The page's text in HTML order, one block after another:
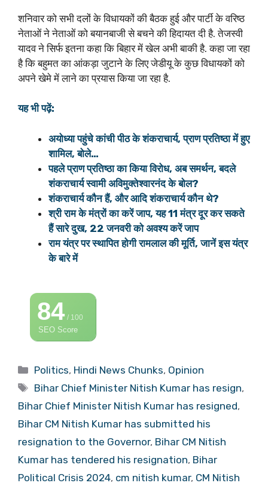
शनिवार को सभी दलों के विधायकों की बैठक हुई और पार्टी के वरिष्ठ
नेताओं ने नेताओं को बयानबाजी से बचने की हिदायत दी है. तेजस्वी
यादव ने सिर्फ इतना कहा कि बिहार में खेल अभी बाकी है. कहा जा रहा
है कि बहुमत का आंकड़ा जुटाने के लिए जेडीयू के कुछ विधायकों को
अपने खेमे में लाने का प्रयास किया जा रहा है.
यह भी पढ़ें:
अयोध्या पहुंचे कांची पीठ के शंकराचार्य, प्राण प्रतिष्ठा में हुए
शामिल, बोले…
पहले प्राण प्रतिष्ठा का किया विरोध, अब समर्थन, बदले
शंकराचार्य स्वामी अविमुक्तेश्वारनंद के बोल?
शंकराचार्य कौन हैं, और आदि शंकराचार्य कौन थे?
श्री राम के मंत्रों का करें जाप, यह 11 मंत्र दूर कर सकते
हैं सारे दुख, 22 जनवरी को अवश्य करें जाप
राम यंत्र पर स्थापित होगी रामलाल की मूर्ति, जानें इस यंत्र
के बारे में
84/ 100
SEO Score
Categories
Politics, Hindi News Chunks, Opinion
Tags
Bihar Chief Minister Nitish Kumar has resign,
Bihar Chief Minister Nitish Kumar has resigned,
Bihar CM Nitish Kumar has submitted his
resignation to the Governor, Bihar CM Nitish
Kumar has tendered his resignation, Bihar
Political Crisis 2024, cm nitish kumar, CM Nitish